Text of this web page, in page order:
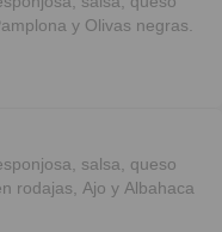
y Olivas negras.
salsa, queso
rodajas, Ajo y Albahaca